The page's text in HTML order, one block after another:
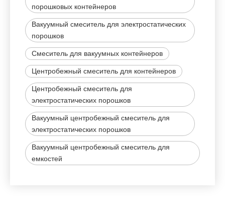
порошковых контейнеров
Вакуумный смеситель для электростатических
порошков
Смеситель для вакуумных контейнеров
Центробежный смеситель для контейнеров
Центробежный смеситель для
электростатических порошков
Вакуумный центробежный смеситель для
электростатических порошков
Вакуумный центробежный смеситель для
емкостей